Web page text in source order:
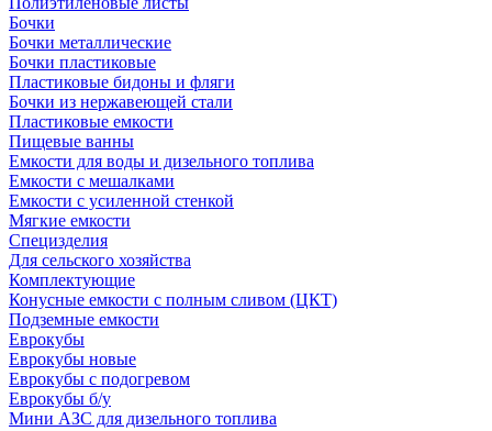
Бочки
Бочки металлические
Бочки пластиковые
Пластиковые бидоны и фляги
Бочки из нержавеющей стали
Пластиковые емкости
Пищевые ванны
Емкости для воды и дизельного топлива
Емкости с мешалками
Емкости с усиленной стенкой
Мягкие емкости
Специзделия
Для сельского хозяйства
Комплектующие
Конусные емкости с полным сливом (ЦКТ)
Подземные емкости
Еврокубы
Еврокубы новые
Еврокубы с подогревом
Еврокубы б/у
Мини АЗС для дизельного топлива